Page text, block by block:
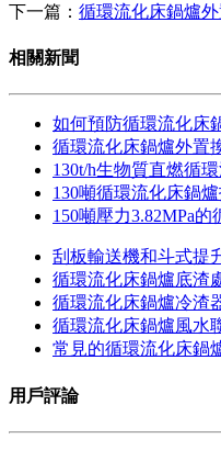
下一篇： 循環流化床鍋爐
相關新聞
如何預防循環流化床
循環流化床鍋爐外置
130t/h生物質直燃循
130噸循環流化床鍋
150噸壓力3.82MPa
刮板輸送機和斗式提
循環流化床鍋爐底渣
循環流化床鍋爐冷渣
循環流化床鍋爐風水
常見的循環流化床鍋
用戶評論